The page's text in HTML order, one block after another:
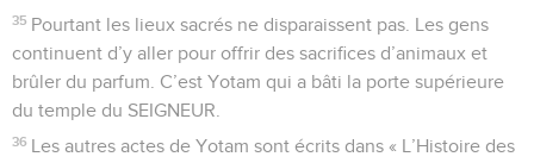
35 Pourtant les lieux sacrés ne disparaissent pas. Les gens
continuent d’y aller pour offrir des sacrifices d’animaux et
brûler du parfum. C’est Yotam qui a bâti la porte supérieure
du temple du SEIGNEUR.
36 Les autres actes de Yotam sont écrits dans « L’Histoire des